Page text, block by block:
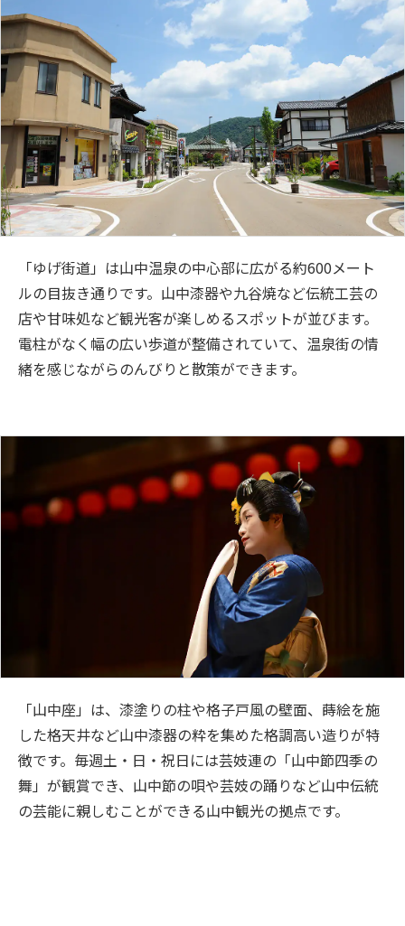
「ゆげ街道」は山中温泉の中心部に広がる約600メート
ルの目抜き通りです。山中漆器や九谷焼など伝統工芸の
店や甘味処など観光客が楽しめるスポットが並びます。
電柱がなく幅の広い歩道が整備されていて、温泉街の情
緒を感じながらのんびりと散策ができます。
「山中座」は、漆塗りの柱や格子戸風の壁面、蒔絵を施
した格天井など山中漆器の粋を集めた格調高い造りが特
徴です。毎週土・日・祝日には芸妓連の「山中節四季の
舞」が観賞でき、山中節の唄や芸妓の踊りなど山中伝統
の芸能に親しむことができる山中観光の拠点です。